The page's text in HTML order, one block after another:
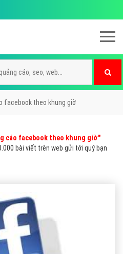
facebook theo khung giờ
cáo facebook theo khung giờ"
bài viết trên web gửi tới quý bạn